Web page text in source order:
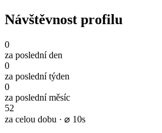
Návštěvnost profilu
0
za poslední den
0
za poslední týden
0
za poslední měsíc
52
za celou dobu · ⌀ 10s